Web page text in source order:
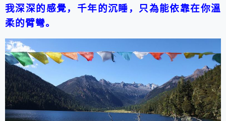
我深深的感覺，千年的沉睡，只為能依靠在你溫
柔的臂彎。